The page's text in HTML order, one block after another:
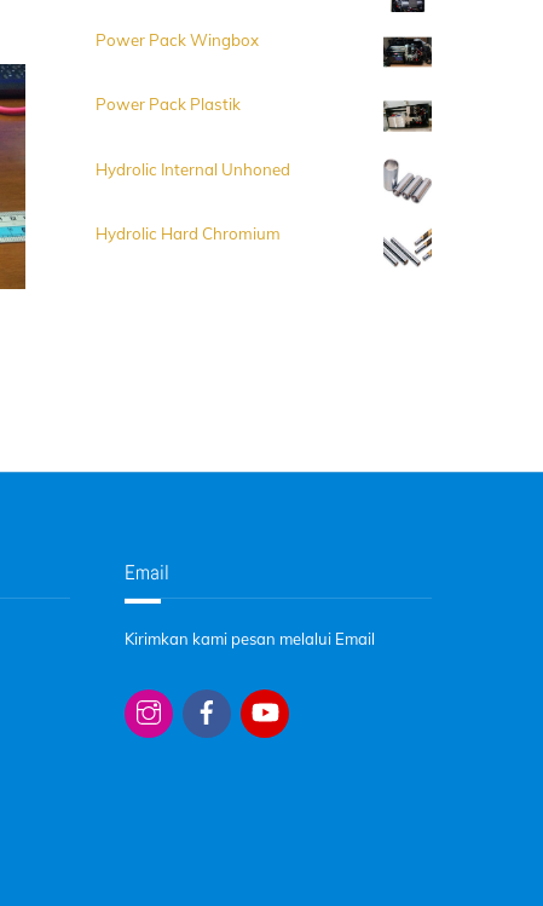
Power Pack Wingbox
Power Pack Plastik
Hydrolic Internal Unhoned
Hydrolic Hard Chromium
Email
Kirimkan kami pesan melalui Email